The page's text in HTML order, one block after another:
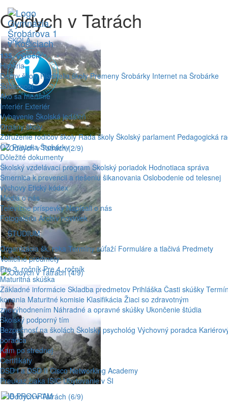
ŠKOLA
135. výročie
História
Dejiny školy Riaditelia školy Premeny Šrobárky Internet na Šrobárke
Súčasnosť
Ako sa meníme
Interiér Exteriér
Vybavenie Školská jedáleň
Orgány školy
Združenie rodičov školy Rada školy Školský parlament Pedagogická
OZ Priatelia Šrobárky
Dôležité dokumenty
Školský vzdelávací program Školský poriadok Hodnotiaca správa
Smernica k prevencii a riešeniu šikanovania Oslobodenie od telesnej
výchovy Etický kódex
Médiá o nás
Televízne príspevky Napísali o nás
Fotogaléria Archív noviniek
ŠTÚDIUM
Organizácia šk. roka Termíny súťaží Formuláre a tlačivá Predmety
Voliteľné predmety
Pre 3. ročník Pre 4. ročník
Maturitná skúška
Základné informácie Skladba predmetov Prihláška Časti skúšky
konania Maturitné komisie Klasifikácia Žiaci so zdravotným
znevýhodnením Náhradné a opravné skúšky Ukončenie štúdia
Školský podporný tím
Bezpečnosť na školách Školský psychológ Výchovný poradca
poradca
Kam po strednej
Certifikáty
DSD I a DSD II Cisco Networking Academy
Preukaz žiaka ISIC Ubytovanie v ŠI
IB PROGRAM
Oddych v Tatrách